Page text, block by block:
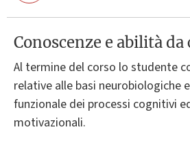
Conoscenze e abilità da
Al termine del corso lo studente
relative alle basi neurobiologiche
funzionale dei processi cognitivi
motivazionali.